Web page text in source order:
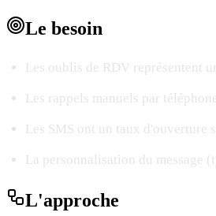
Le besoin
Les oublis de RDV représentent
Les rappels manuels par
Les SMS ont un taux d'ouverture
La personnalisation du message
L'approche